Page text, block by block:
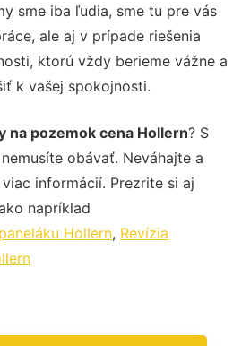
sme iba ľudia, sme tu pre vás
ale aj v prípade riešenia
ktorú vždy berieme vážne a
k vašej spokojnosti.
na pozemok cena Hollern? S
obávať. Neváhajte a
informácií. Prezrite si aj
napríklad
Hollern, Revízia